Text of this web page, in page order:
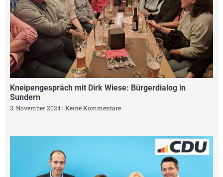
Kneipengespräch mit Dirk Wiese: Bürgerdialog in
Sundern
3. November 2024 Keine Kommentare